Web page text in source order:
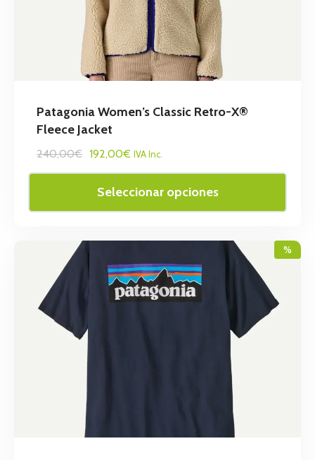
Patagonia Women’s Classic Retro-X®
Fleece Jacket
240,00€ 192,00€ IVA Inc.
Seleccionar opciones
%